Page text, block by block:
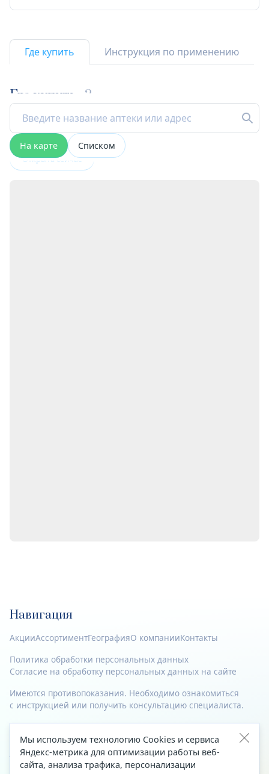
Где купить Инструкция по применению
Где купить 2
На карте Списком
Открыта сейчас
Навигация
АкцииАссортиментГеографияО компанииКонтакты
Политика обработки персональных данных
Согласие на обработку персональных данных на сайте
Имеются противопоказания. Необходимо ознакомиться
с инструкцией или получить консультацию специалиста.
© 2023—2026 Все права защищены.
Адрес
Мы используем технологию Cookies и сервиса
Яндекс-метрика для оптимизации работы веб-
сайта, анализа трафика, персонализации